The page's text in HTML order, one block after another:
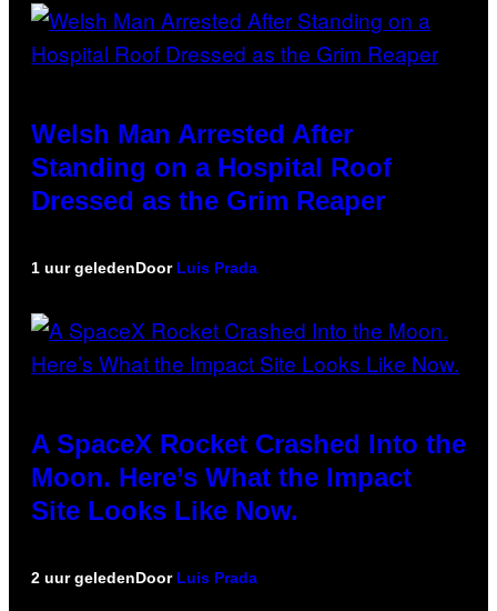
Welsh Man Arrested After
Standing on a Hospital Roof
Dressed as the Grim Reaper
1 uur geledenDoor Luis Prada
A SpaceX Rocket Crashed Into the
Moon. Here’s What the Impact
Site Looks Like Now.
2 uur geledenDoor Luis Prada